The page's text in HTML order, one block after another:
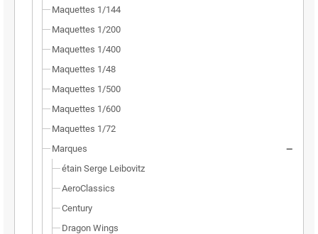
Maquettes 1/144
Maquettes 1/200
Maquettes 1/400
Maquettes 1/48
Maquettes 1/500
Maquettes 1/600
Maquettes 1/72
Marques
étain Serge Leibovitz
AeroClassics
Century
Dragon Wings